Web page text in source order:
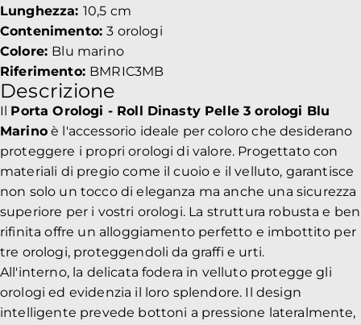
Lunghezza: 10,5 cm
Contenimento:3 orologi
Colore: Blu marino
Riferimento: BMRIC3MB
Descrizione
Il Porta Orologi - Roll Dinasty Pelle 3 orologi Blu
Marinoè l'accessorio ideale per coloro che desiderano
proteggere i propri orologi di valore. Progettato con
materiali di pregio come il cuoio e il velluto, garantisce
non solo un tocco di eleganza ma anche una sicurezza
superiore per i vostri orologi. La struttura robusta e ben
rifinita offre un alloggiamento perfetto e imbottito per
tre orologi, proteggendoli da graffi e urti.
All'interno, la delicata fodera in velluto protegge gli
orologi ed evidenzia il loro splendore. Il design
intelligente prevede bottoni a pressione lateralmente,